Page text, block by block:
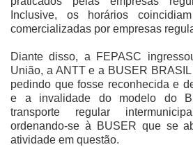
Inclusive, os horários
comercializadas por empresas
Diante disso, a FEPASC
União, a ANTT e a BUSER
pedindo que fosse reconhecida e
e a invalidade do modelo do
transporte regular
ordenando-se à BUSER que se
atividade em questão.